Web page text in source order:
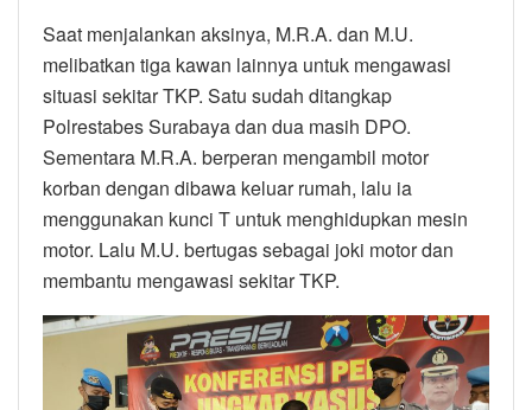
Saat menjalankan aksinya, M.R.A. dan M.U.
melibatkan tiga kawan lainnya untuk mengawasi
situasi sekitar TKP. Satu sudah ditangkap
Polrestabes Surabaya dan dua masih DPO.
Sementara M.R.A. berperan mengambil motor
korban dengan dibawa keluar rumah, lalu ia
menggunakan kunci T untuk menghidupkan mesin
motor. Lalu M.U. bertugas sebagai joki motor dan
membantu mengawasi sekitar TKP.